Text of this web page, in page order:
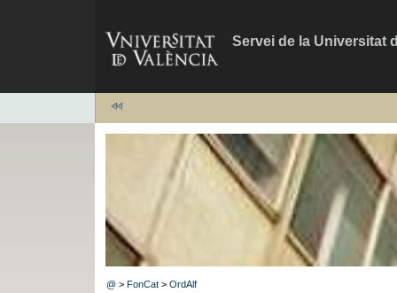
Servei de la Universitat
@ >FonCat >OrdAlf